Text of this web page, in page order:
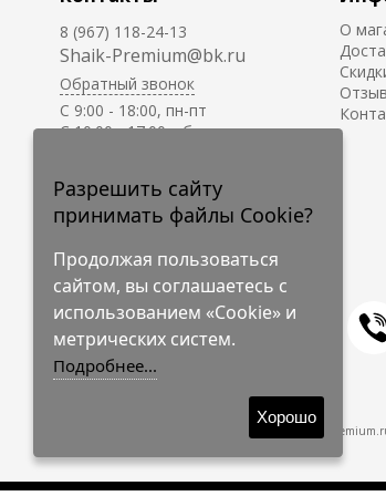
8 (967) 118-24-13
Shaik-Premium@bk.ru
Обратный звонок
C 9:00 - 18:00, пн-пт
С 10:00 - 17:00, сб-вс
О
© 2009-2026 Shaik-Premium
Shaik-
Разрешить сайту
принимать файлы Cookie?
Продолжая пользоваться
сайтом, вы соглашаетесь с
использованием «Cookie» и
метрических систем.
Подробнее...
Хорошо